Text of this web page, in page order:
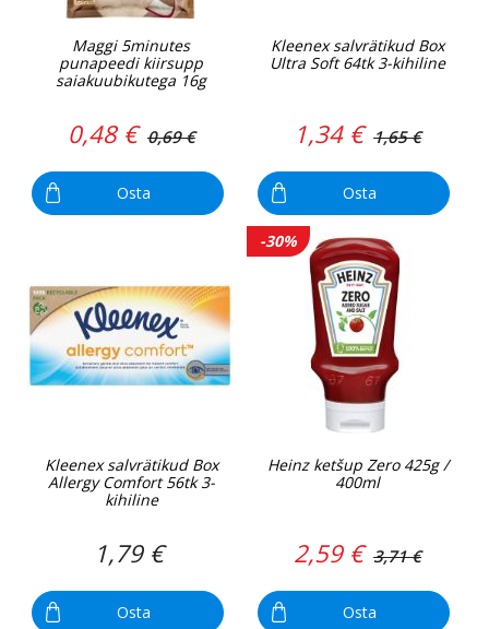
Maggi 5minutes
punapeedi kiirsupp
saiakuubikutega 16g
0,48 € 0,69 €
Osta
Kleenex salvrätikud Box
Ultra Soft 64tk 3-kihiline
1,34 € 1,65 €
Osta
Kleenex salvrätikud Box
Allergy Comfort 56tk 3-
kihiline
1,79 €
Osta
-30%
Heinz ketšup Zero 425g /
400ml
2,59 € 3,71 €
Osta